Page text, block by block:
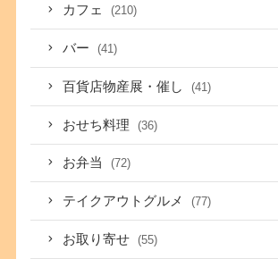
カフェ (210)
バー (41)
百貨店物産展・催し (41)
おせち料理 (36)
お弁当 (72)
テイクアウトグルメ (77)
お取り寄せ (55)